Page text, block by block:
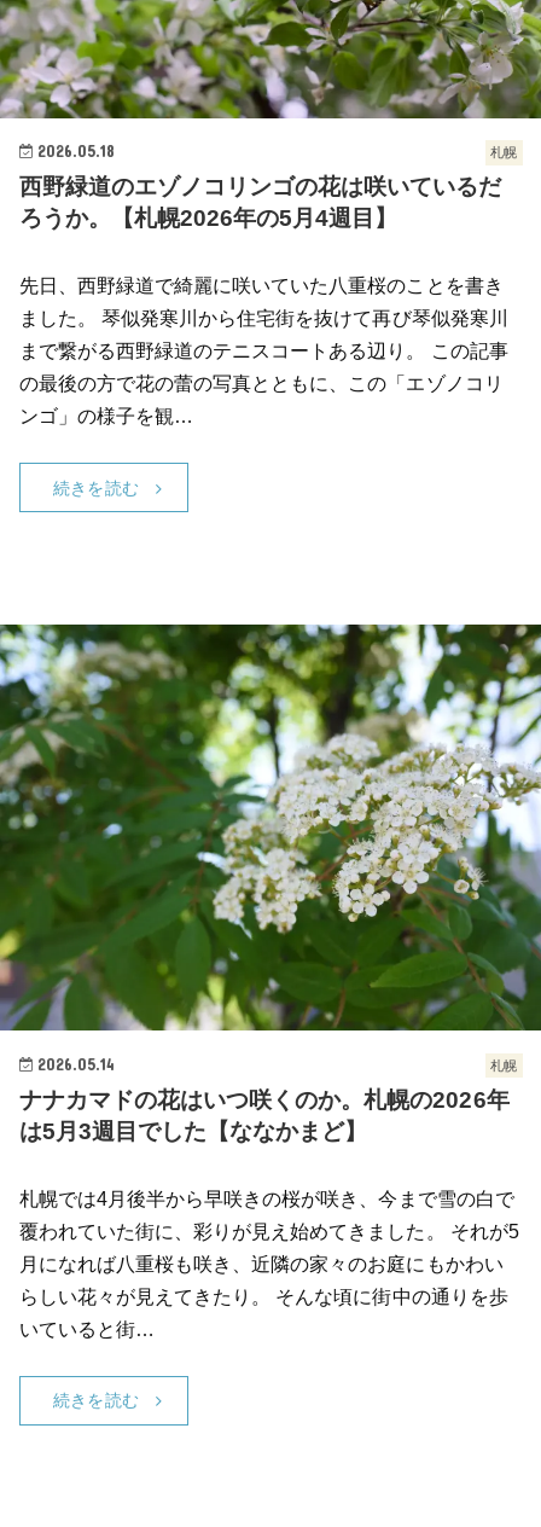
2026.05.18 札幌
西野緑道のエゾノコリンゴの花は咲いているだ
ろうか。【札幌2026年の5月4週目】
先日、西野緑道で綺麗に咲いていた八重桜のことを書き
ました。 琴似発寒川から住宅街を抜けて再び琴似発寒川
まで繋がる西野緑道のテニスコートある辺り。 この記事
の最後の方で花の蕾の写真とともに、この「エゾノコリ
ンゴ」の様子を観…
続きを読む
2026.05.14 札幌
ナナカマドの花はいつ咲くのか。札幌の2026年
は5月3週目でした【ななかまど】
札幌では4月後半から早咲きの桜が咲き、今まで雪の白で
覆われていた街に、彩りが見え始めてきました。 それが5
月になれば八重桜も咲き、近隣の家々のお庭にもかわい
らしい花々が見えてきたり。 そんな頃に街中の通りを歩
いていると街…
続きを読む